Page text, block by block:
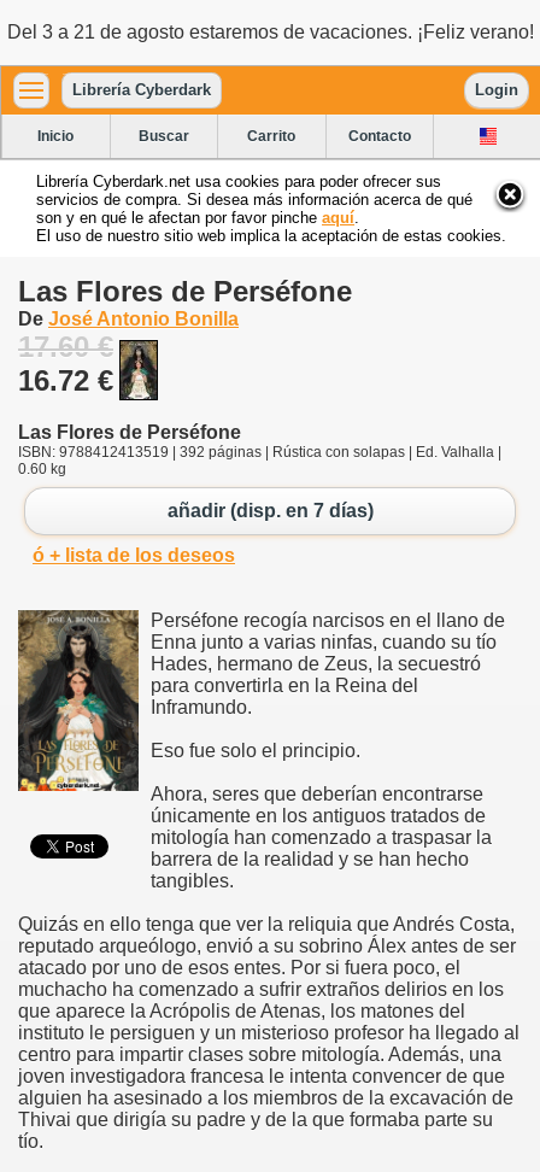
Del 3 a 21 de agosto estaremos de vacaciones. ¡Feliz verano!
Librería Cyberdark Login
Inicio Buscar Carrito Contacto
Librería Cyberdark.net usa cookies para poder ofrecer sus
servicios de compra. Si desea más información acerca de qué
son y en qué le afectan por favor pinche aquí
El uso de nuestro sitio web implica la aceptación de estas cookies.
Las Flores de Perséfone
De José Antonio Bonilla
17.60 €
16.72 €
Las Flores de Perséfone
ISBN: 9788412413519 | 392 páginas | Rústica con solapas | Ed. Valhalla |
0.60 kg
añadir (disp. en 7 días)
ó + lista de los deseos
Perséfone recogía narcisos en el llano de
Enna junto a varias ninfas, cuando su tío
Hades, hermano de Zeus, la secuestró
para convertirla en la Reina del
Inframundo.
Eso fue solo el principio.
Ahora, seres que deberían encontrarse
únicamente en los antiguos tratados de
mitología han comenzado a traspasar la
barrera de la realidad y se han hecho
tangibles.
Quizás en ello tenga que ver la reliquia que Andrés Costa,
reputado arqueólogo, envió a su sobrino Álex antes de ser
atacado por uno de esos entes. Por si fuera poco, el
muchacho ha comenzado a sufrir extraños delirios en los
que aparece la Acrópolis de Atenas, los matones del
instituto le persiguen y un misterioso profesor ha llegado al
centro para impartir clases sobre mitología. Además, una
joven investigadora francesa le intenta convencer de que
alguien ha asesinado a los miembros de la excavación de
Thivai que dirigía su padre y de la que formaba parte su
tío.